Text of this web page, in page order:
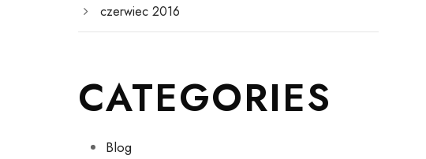
czerwiec 2016
CATEGORIES
Blog